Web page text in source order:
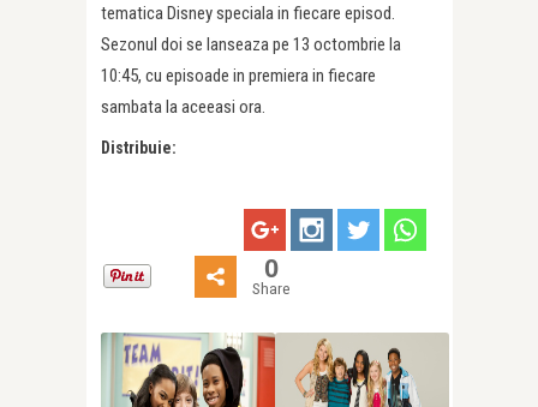
tematica Disney speciala in fiecare episod.
Sezonul doi se lanseaza pe 13 octombrie la
10:45, cu episoade in premiera in fiecare
sambata la aceeasi ora.
Distribuie:
0
Share